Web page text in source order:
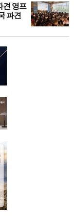
견 영프
파견